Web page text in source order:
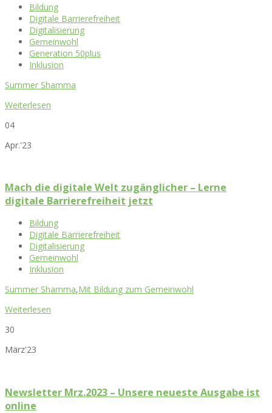
Bildung
Digitale Barrierefreiheit
Digitalisierung
Gemeinwohl
Generation 50plus
Inklusion
Summer Shamma
Weiterlesen
04
Apr.'23
Mach die digitale Welt zugänglicher – Lerne
digitale Barrierefreiheit jetzt
Bildung
Digitale Barrierefreiheit
Digitalisierung
Gemeinwohl
Inklusion
Summer Shamma,Mit Bildung zum Gemeinwohl
Weiterlesen
30
März'23
Newsletter Mrz.2023 – Unsere neueste Ausgabe ist
online